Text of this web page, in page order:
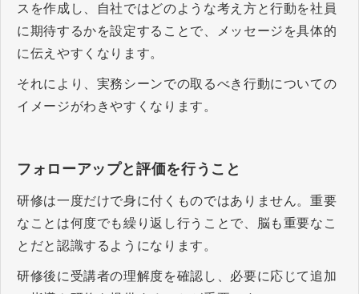
スを作成し、自社ではどのような考え方と行動を社員
に期待するかを設定することで、メッセージを具体的
に伝えやすくなります。
それにより、実務シーンでの取るべき行動についての
イメージがわきやすくなります。
フォローアップと評価を行うこと
研修は一度だけで身に付くものではありません。重要
なことは何度でも繰り返し行うことで、脳も重要なこ
とだと認識するようになります。
研修後に受講者の理解度を確認し、必要に応じて追加